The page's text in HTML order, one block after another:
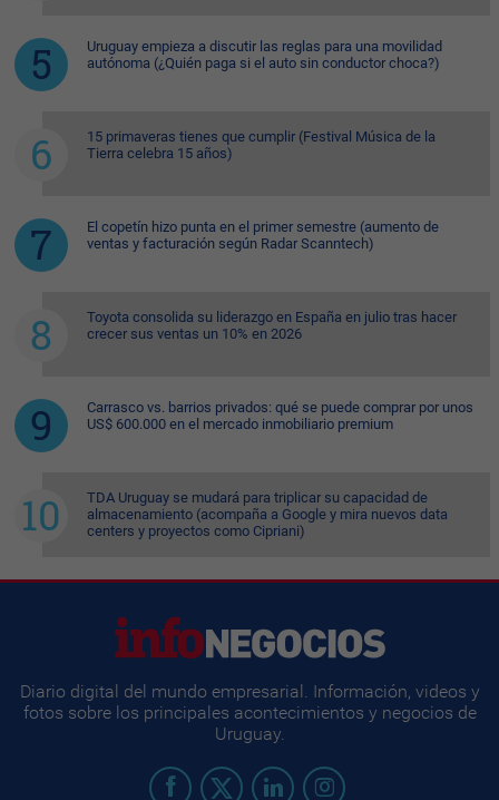
Uruguay empieza a discutir las reglas para una movilidad
autónoma (¿Quién paga si el auto sin conductor choca?)
15 primaveras tienes que cumplir (Festival Música de la
Tierra celebra 15 años)
El copetín hizo punta en el primer semestre (aumento de
ventas y facturación según Radar Scanntech)
Toyota consolida su liderazgo en España en julio tras hacer
crecer sus ventas un 10% en 2026
Carrasco vs. barrios privados: qué se puede comprar por unos
US$ 600.000 en el mercado inmobiliario premium
TDA Uruguay se mudará para triplicar su capacidad de
almacenamiento (acompaña a Google y mira nuevos data
centers y proyectos como Cipriani)
Diario digital del mundo empresarial. Información, videos y
fotos sobre los principales acontecimientos y negocios de
Uruguay.